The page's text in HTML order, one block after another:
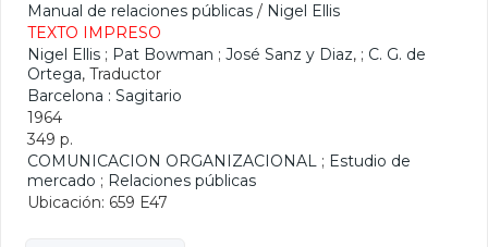
Manual de relaciones públicas / Nigel Ellis
TEXTO IMPRESO
Nigel Ellis ; Pat Bowman ; José Sanz y Diaz, ; C. G. de
Ortega, Traductor
Barcelona : Sagitario
1964
349 p.
COMUNICACION ORGANIZACIONAL ; Estudio de
mercado ; Relaciones públicas
Ubicación: 659 E47